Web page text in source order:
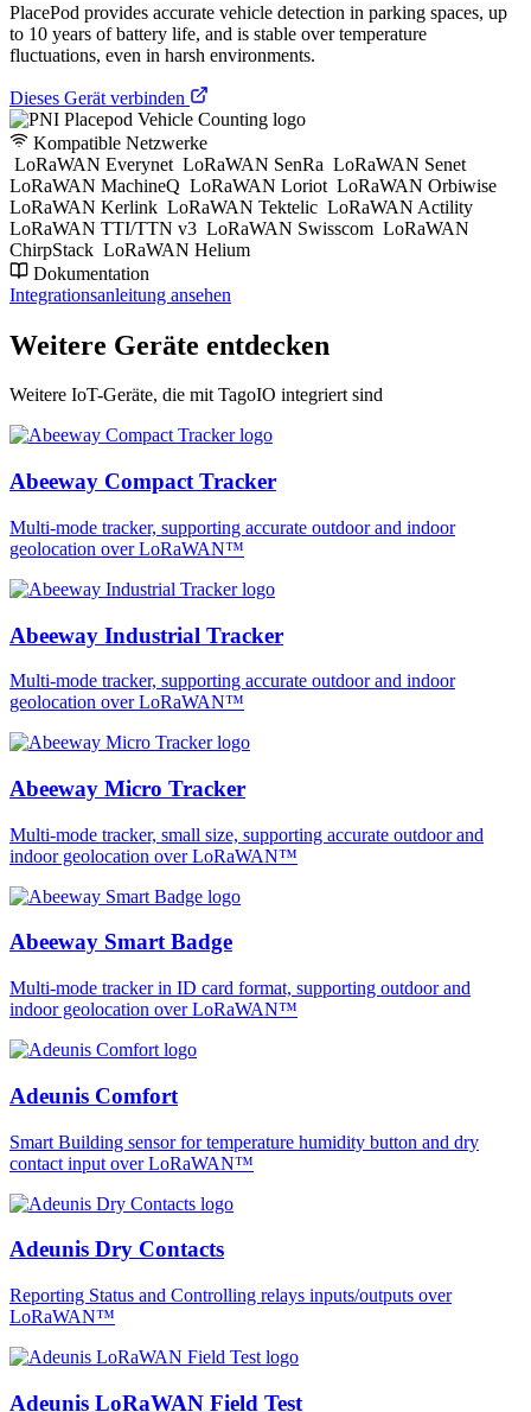
PlacePod provides accurate vehicle detection in parking spaces, up
to 10 years of battery life, and is stable over temperature
fluctuations, even in harsh environments.
Dieses Gerät verbinden
Kompatible Netzwerke
LoRaWAN Everynet LoRaWAN SenRa LoRaWAN Senet
LoRaWAN MachineQ LoRaWAN Loriot LoRaWAN Orbiwise
LoRaWAN Kerlink LoRaWAN Tektelic LoRaWAN Actility
LoRaWAN TTI/TTN v3 LoRaWAN Swisscom LoRaWAN
ChirpStack LoRaWAN Helium
Dokumentation
Integrationsanleitung ansehen
Weitere Geräte entdecken
Weitere IoT-Geräte, die mit TagoIO integriert sind
Abeeway Compact Tracker
Multi-mode tracker, supporting accurate outdoor and indoor
geolocation over LoRaWAN™
Abeeway Industrial Tracker
Multi-mode tracker, supporting accurate outdoor and indoor
geolocation over LoRaWAN™
Abeeway Micro Tracker
Multi-mode tracker, small size, supporting accurate outdoor and
indoor geolocation over LoRaWAN™
Abeeway Smart Badge
Multi-mode tracker in ID card format, supporting outdoor and
indoor geolocation over LoRaWAN™
Adeunis Comfort
Smart Building sensor for temperature humidity button and dry
contact input over LoRaWAN™
Adeunis Dry Contacts
Reporting Status and Controlling relays inputs/outputs over
LoRaWAN™
Adeunis LoRaWAN Field Test